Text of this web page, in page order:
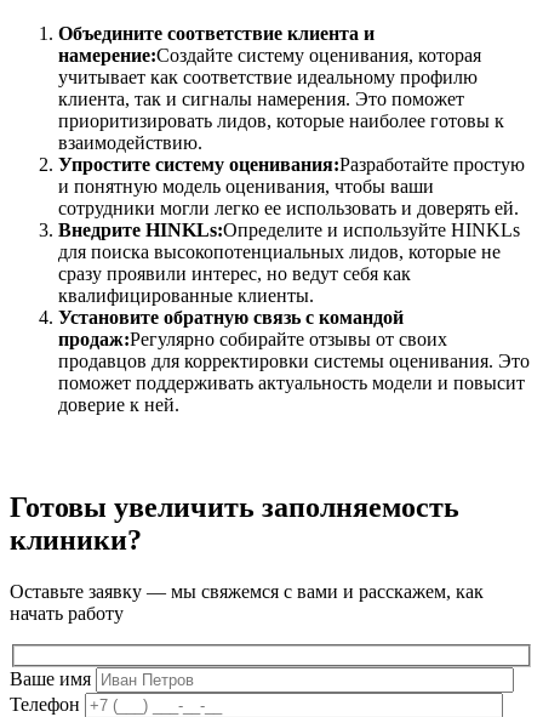
Объедините соответствие клиента и
намерение:Создайте систему оценивания, которая
учитывает как соответствие идеальному профилю
клиента, так и сигналы намерения. Это поможет
приоритизировать лидов, которые наиболее готовы к
взаимодействию.
Упростите систему оценивания:Разработайте простую
и понятную модель оценивания, чтобы ваши
сотрудники могли легко ее использовать и доверять ей.
Внедрите HINKLs:Определите и используйте HINKLs
для поиска высокопотенциальных лидов, которые не
сразу проявили интерес, но ведут себя как
квалифицированные клиенты.
Установите обратную связь с командой
продаж:Регулярно собирайте отзывы от своих
продавцов для корректировки системы оценивания. Это
поможет поддерживать актуальность модели и повысит
доверие к ней.
Готовы увеличить заполняемость
клиники?
Оставьте заявку — мы свяжемся с вами и расскажем, как
начать работу
Ваше имя
Телефон